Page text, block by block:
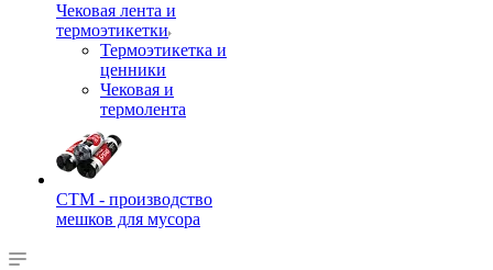
Чековая лента и
термоэтикетки
Термоэтикетка и
ценники
Чековая и
термолента
СТМ - производство
мешков для мусора